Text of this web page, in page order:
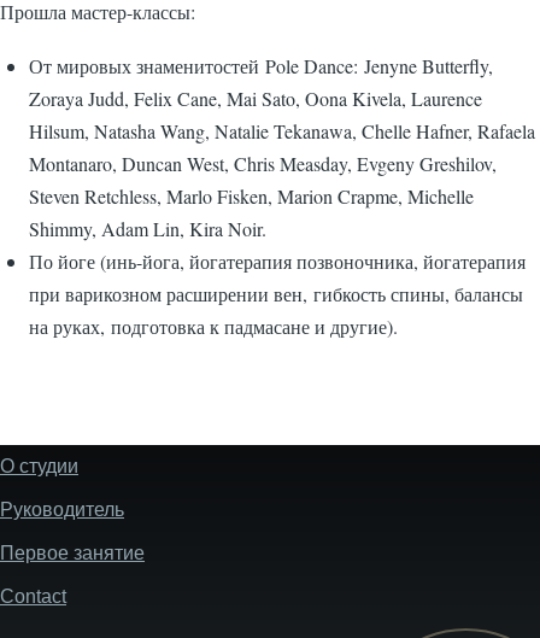
Прошла мастер-классы:
От мировых знаменитостей Pole Dance: Jenyne Butterfly,
Zoraya Judd, Felix Cane, Mai Sato, Oona Kivela, Laurence
Hilsum, Natasha Wang, Natalie Tekanawa, Chelle Hafner, Rafaela
Montanaro, Duncan West, Chris Measday, Evgeny Greshilov,
Steven Retchless, Marlo Fisken, Marion Crapme, Michelle
Shimmy, Adam Lin, Kira Noir.
По йоге (инь-йога, йогатерапия позвоночника, йогатерапия
при варикозном расширении вен, гибкость спины, балансы
на руках, подготовка к падмасане и другие).
Footer
О студии
Руководитель
Первое занятие
Contact